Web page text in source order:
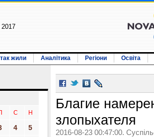
2017
жили Аналітика Регіони Освіта
С Н
4
5
Благие
злопыхателя
2016-08-23 00:47:00.